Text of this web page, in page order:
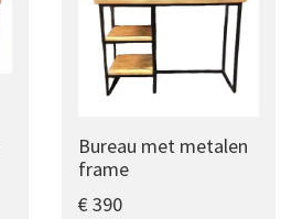
Bureau met metalen
frame
€ 390